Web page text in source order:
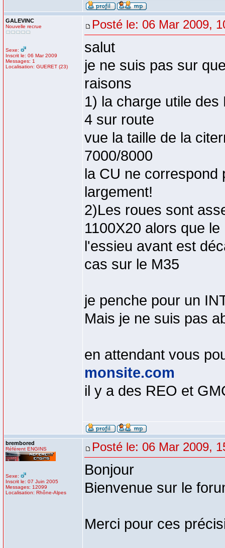
GALEVINC
Nouvelle recrue
Sexe:
Inscrit le: 06 Mar 2009
Messages: 1
Localisation: GUERET (23)
Posté le: 06 Mar 2009,
salut
je ne suis pas sur
raisons
1) la charge utile
4 sur route
vue la taille de la
7000/8000
la CU ne correspond
largement!
2)Les roues sont
1100X20 alors que
l'essieu avant est
cas sur le M35
je penche pour un
Mais je ne suis pas
en attendant vous
monsite.com
il y a des REO et
brembored
Référent ENGINS
Sexe:
Inscrit le: 07 Juin 2005
Messages: 12099
Localisation: Rhône-Alpes
Posté le: 06 Mar 2009,
Bonjour
Bienvenue sur le
Merci pour ces